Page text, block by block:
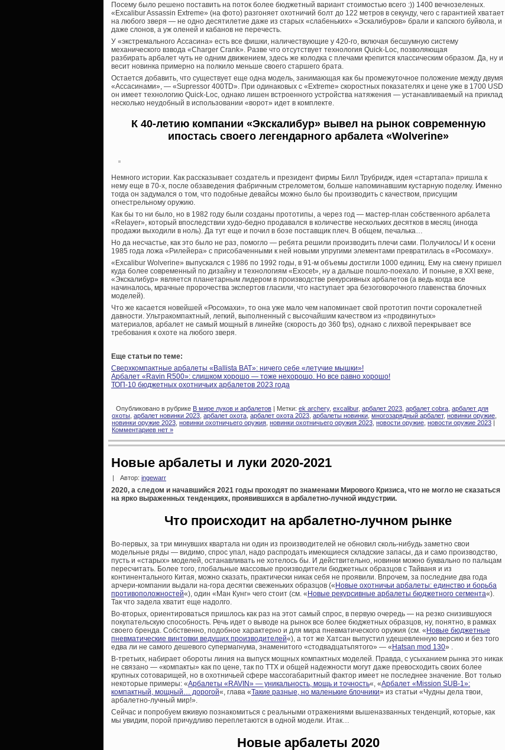
Посему было решено поставить на поток более бюджетный вариант стоимостью всего :)) 1400 вечнозеленых.
«Excalibur Assassin Extreme» (на фото) разгоняет охотничий болт до 122 метров в секунду, чего с гарантией хватает
на любого зверя — не одно десятилетие даже из старых «слабеньких» «Эскалибуров» брали и капского буйвола, и
даже слонов, а уж оленей и кабанов не перечесть.
У «экстремального Ассасина» есть все фишки, наличествующие у 420-го, включая бесшумную систему
механического взвода «Charger Crank». Разве что отсутствует технология Quick-Loc, позволяющая
разбирать арбалет чуть не одним движением, здесь же колодка с плечами крепится классическим образом. Да, ну и
весит новинка примерно на полкило меньше своего старшего брата.
Остается добавить, что существует еще одна модель, занимающая как бы промежуточное положение между двумя
«Ассасинами», — «Supressor 400TD». При одинаковых с «Extreme» скоростных показателях и цене уже в 1700 USD
он имеет технологию Quick-Loc, однако лишен встроенного устройства натяжения — устанавливаемый на приклад
несколько неудобный в использовании «ворот» идет в комплекте.
К 40-летию компании «Экскалибур» вывел на рынок современную
ипостась своего легендарного арбалета «Wolverine»
Немного истории. Как рассказывает создатель и президент фирмы Билл Трубридж, идея «стартапа» пришла к
нему еще в 70-х, после обзаведения фабричным стрелометом, больше напоминавшим кустарную поделку. Именно
тогда он задумался о том, что подобные девайсы можно было бы производить с качеством, присущим
огнестрельному оружию.
Как бы то ни было, но в 1982 году были созданы прототипы, а через год — мастер-план собственного арбалета
«Relayer», который впоследствии худо-бедно продавался в количестве нескольких десятков в месяц (иногда
продажи выходили в ноль). Да тут еще и почил в бозе поставщик плеч. В общем, печалька…
Но да несчастье, как это было не раз, помогло — ребята решили производить плечи сами. Получилось! И к осени
1985 года ложа «Рилейера» с присобаченными к ней новыми упругими элементами превратилась в «Росомаху».
«Excalibur Wolverine» выпускался с 1986 по 1992 годы, в 91-м объемы достигли 1000 единиц. Ему на смену пришел
куда более современный по дизайну и технологиям «Exocet», ну а дальше пошло-поехало. И поныне, в XXI веке,
«Экскалибур» является планетарным лидером в производстве рекурсивных арбалетов (а ведь когда все
начиналось, мрачные пророчества экспертов гласили, что наступает эра безоговорочного главенства блочных
моделей).
Что же касается новейшей «Росомахи», то она уже мало чем напоминает свой прототип почти сорокалетней
давности. Ультракомпактный, легкий, выполненный с высочайшим качеством из «продвинутых»
материалов, арбалет не самый мощный в линейке (скорость до 360 fps), однако с лихвой перекрывает все
требования к охоте на любого зверя.
Еще статьи по теме:
Сверхкомпактные арбалеты «Ballista BAT»: ничего себе «летучие мышки»!
Арбалет «Ravin R500»: слишком хорошо — тоже нехорошо. Но все равно хорошо!
ТОП-10 бюджетных охотничьих арбалетов 2023 года
Опубликовано в рубрике В мире луков и арбалетов | Метки: ek archery, excalibur, арбалет 2023 арбалет cobra арбалет для
охоты арбалет новинки 2023 арбалет охота арбалет охота 2023 арбалеты новинки многозарядный арбалет, новинки оружие
новинки оружие 2023 новинки охотничьего оружия новинки охотничьего оружия 2023 новости оружие новости оружие 2023
Комментариев нет »
Новые арбалеты и луки 2020-2021
| Автор: ingewarr
2020, а следом и начавшийся 2021 годы проходят по знаменами Мирового Кризиса, что не могло не сказаться
на ярко выраженных тенденциях, проявившихся в арбалетно-лучной индустрии.
Что происходит на арбалетно-лучном рынке
Во-первых, за три минувших квартала ни один из производителей не обновил сколь-нибудь заметно свои
модельные ряды — видимо, спрос упал, надо распродать имеющиеся складские запасы, да и само производство,
пусть и «старых» моделей, останавливать не хотелось бы. И действительно, новинки можно буквально по пальцам
пересчитать. Более того, глобальные массовые производители бюджетных образцов с Тайваня и из
континентального Китая, можно сказать, практически никак себя не проявили. Впрочем, за последние два года
арчери-компании выдали на-гора десятки свеженьких образцов («Новые охотничьи арбалеты: единство и борьба
противоположностей«), один «Ман Кунг» чего стоит (см. «Новые рекурсивные арбалеты бюджетного сегмента«).
Так что задела хватит еще надолго.
Во-вторых, ориентироваться пришлось как раз на этот самый спрос, в первую очередь — на резко снизившуюся
покупательскую способность. Речь идет о выводе на рынок все более бюджетных образцов, ну, понятно, в рамках
своего бренда. Собственно, подобное характерно и для мира пневматического оружия (см. «Новые бюджетные
пневматические винтовки ведущих производителей«), а тот же Хатсан выпустил удешевленную версию и без того
едва ли не самого дешевого супермагнума, знаменитого «стодвадцатьпятого» — «Hatsan mod 130» .
В-третьих, набирает обороты линия на выпуск мощных компактных моделей. Правда, с усыханием рынка это никак
не связано — «компакты» как по цене, так по ТТХ и общей надежности могут даже превосходить своих более
крупных сотоварищей, но в охотничьей сфере массогабаритный фактор имеет не последнее значение. Вот только
некоторые примеры: «Арбалеты «RAVIN» — уникальность, мощь и точность«, «Арбалет «Mission SUB-1»:
компактный, мощный… дорогой«, глава «Такие разные, но маленькие блочники» из статьи «Чудны дела твои,
арбалетно-лучный мир!».
Сейчас и попробуем вживую познакомиться с реальными отражениями вышеназванных тенденций, которые, как
мы увидим, порой причудливо переплетаются в одной модели. Итак…
Новые арбалеты 2020